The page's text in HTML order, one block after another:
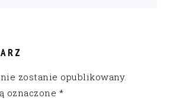
zostanie opublikowany.
oznaczone *